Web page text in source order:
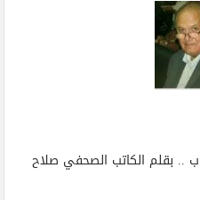
.. بقلم الكاتب الصحفي صلاح